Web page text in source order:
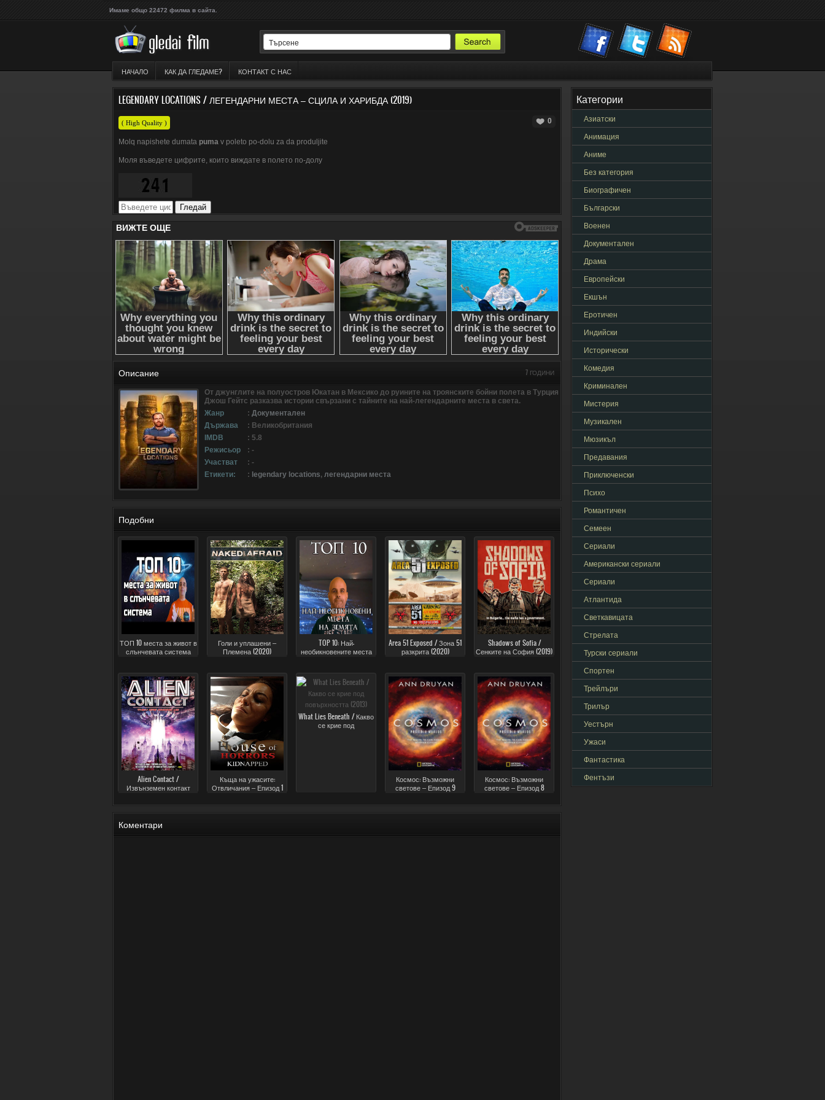
Имаме общо 22472 филма в сайта.
НАЧАЛО КАК ДА ГЛЕДАМЕ? КОНТАКТ С НАС
LEGENDARY LOCATIONS / ЛЕГЕНДАРНИ МЕСТА – СЦИЛА И ХАРИБДА (2019)
0
( High Quality )
Molq napishete dumata puma v poleto po-dolu za da produljite
Моля въведете цифрите, които виждате в полето по-долу
Описание 7 ГОДИНИ
От джунглите на полуостров Юкатан в Мексико до руините на троянските бойни полета в Турция
Джош Гейтс разказва истории свързани с тайните на най-легендарните места в света.
Жанр
: Документален
Държава
: Великобритания
IMDB
: 5.8
Режисьор
: -
Участват
: -
Етикети:
: legendary locations, легендарни места
Подобни
ТОП 10 места за живот в
слънчевата система
Голи и уплашени –
Племена (2020)
TOP 10: Най-
необикновените места
Area 51 Exposed / Зона 51
разкрита (2020)
Shadows of Sofia /
Сенките на София (2019)
Alien Contact /
Извънземен контакт
Къща на ужасите:
Отвличания – Епизод 1
What Lies Beneath / Какво
се крие под
Космос: Възможни
светове – Епизод 9
Космос: Възможни
светове – Епизод 8
Коментари
Категории
Азиатски
Анимация
Аниме
Без категория
Биографичен
Български
Военен
Документален
Драма
Европейски
Екшън
Еротичен
Индийски
Исторически
Комедия
Криминален
Мистерия
Музикален
Мюзикъл
Предавания
Приключенски
Психо
Романтичен
Семеен
Сериали
Американски сериали
Сериали
Атлантида
Светкавицата
Стрелата
Турски сериали
Спортен
Трейлъри
Трилър
Уестърн
Ужаси
Фантастика
Фентъзи